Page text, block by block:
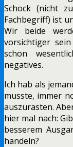
Schock (nicht
Fachbegriff) ist
Wir beide
vorsichtiger
schon
negatives.
Ich hab als
musste, immer
auszurasten.
hier mal nach:
besserem
handeln?